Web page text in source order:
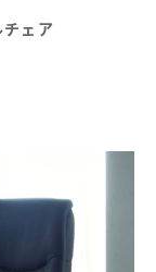
ェア